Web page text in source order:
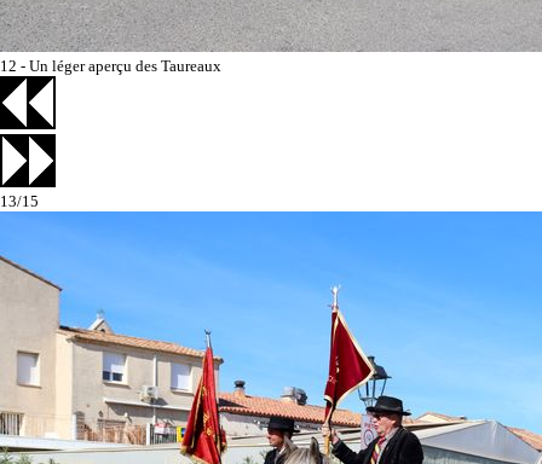
12 - Un léger aperçu des Taureaux
13/15